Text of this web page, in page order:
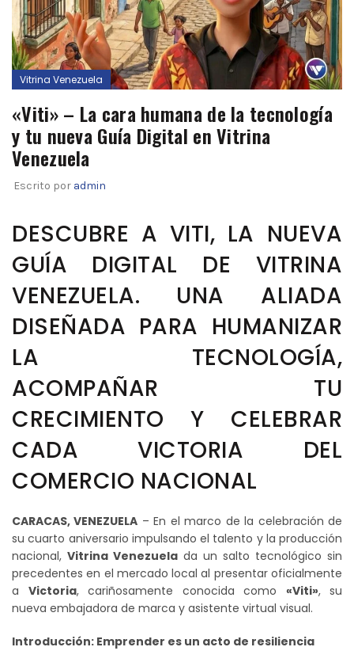
Vitrina Venezuela
«Viti» – La cara humana de la tecnología
y tu nueva Guía Digital en Vitrina
Venezuela
Escrito por admin
DESCUBRE A VITI, LA NUEVA
GUÍA DIGITAL DE VITRINA
VENEZUELA. UNA ALIADA
DISEÑADA PARA HUMANIZAR
LA TECNOLOGÍA,
ACOMPAÑAR TU
CRECIMIENTO Y CELEBRAR
CADA VICTORIA DEL
COMERCIO NACIONAL
CARACAS, VENEZUELA – En el marco de la celebración de
su cuarto aniversario impulsando el talento y la producción
nacional, Vitrina Venezuela da un salto tecnológico sin
precedentes en el mercado local al presentar oficialmente
a Victoria, cariñosamente conocida como «Viti», su
nueva embajadora de marca y asistente virtual visual.
Introducción: Emprender es un acto de resiliencia